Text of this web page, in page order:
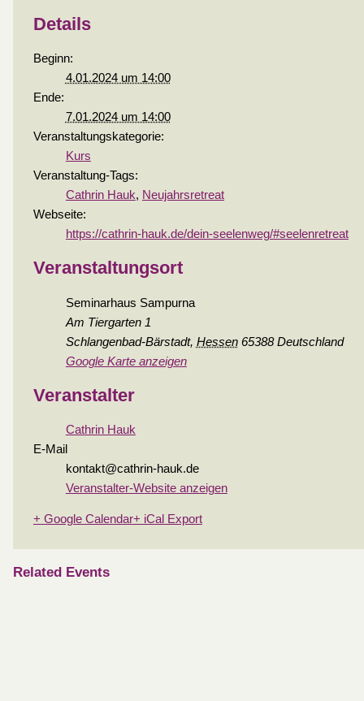
Details
Beginn:
4.01.2024 um 14:00
Ende:
7.01.2024 um 14:00
Veranstaltungskategorie:
Kurs
Veranstaltung-Tags:
Cathrin Hauk, Neujahrsretreat
Webseite:
https://cathrin-hauk.de/dein-seelenweg/#seelenretreat
Veranstaltungsort
Seminarhaus Sampurna
Am Tiergarten 1
Schlangenbad-Bärstadt, Hessen 65388 Deutschland
Google Karte anzeigen
Veranstalter
Cathrin Hauk
E-Mail
kontakt@cathrin-hauk.de
Veranstalter-Website anzeigen
+ Google Calendar+ iCal Export
Related Events